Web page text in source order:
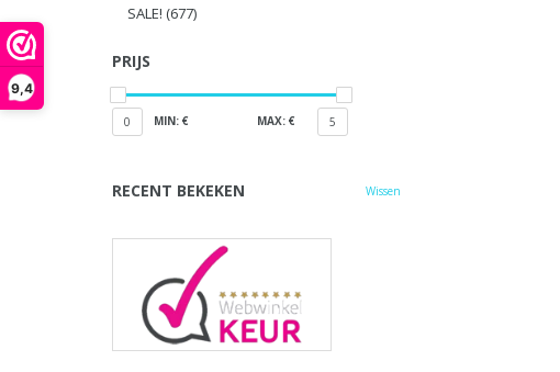
9,4
SALE! (677)
PRIJS
0 MIN: € MAX: € 5
RECENT BEKEKEN Wissen